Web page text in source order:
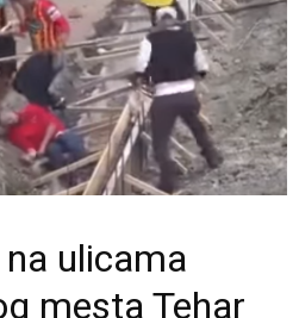
ulicama
mesta Tehar